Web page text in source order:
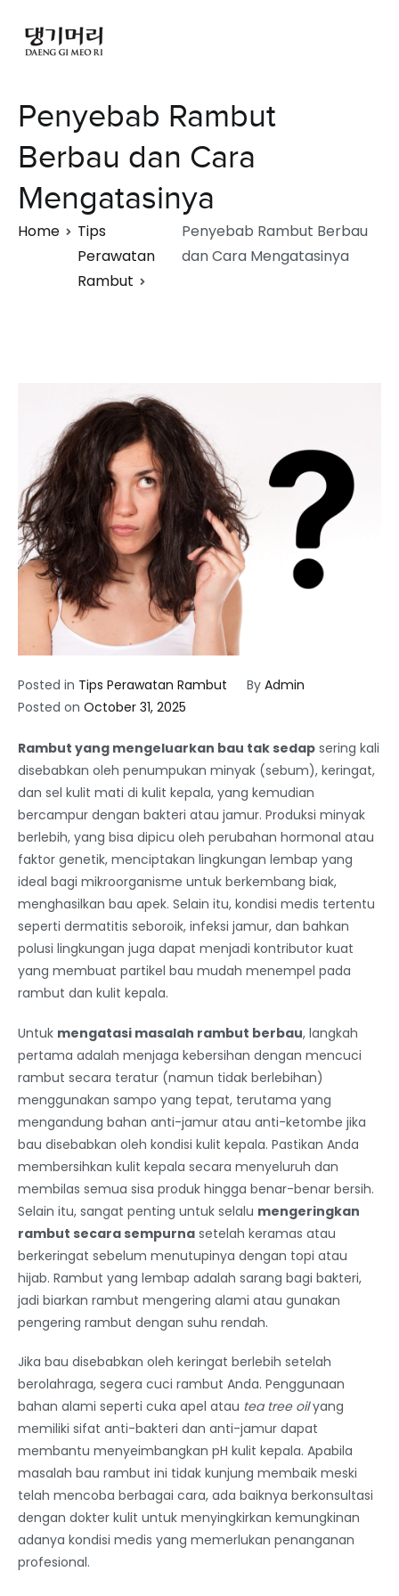
Penyebab Rambut
Berbau dan Cara
Mengatasinya
Home
Tips
Perawatan
Rambut
Penyebab Rambut Berbau
dan Cara Mengatasinya
Posted in Tips Perawatan Rambut By Admin
Posted on October 31, 2025
Rambut yang mengeluarkan bau tak sedap sering kali
disebabkan oleh penumpukan minyak (sebum), keringat,
dan sel kulit mati di kulit kepala, yang kemudian
bercampur dengan bakteri atau jamur. Produksi minyak
berlebih, yang bisa dipicu oleh perubahan hormonal atau
faktor genetik, menciptakan lingkungan lembap yang
ideal bagi mikroorganisme untuk berkembang biak,
menghasilkan bau apek. Selain itu, kondisi medis tertentu
seperti dermatitis seboroik, infeksi jamur, dan bahkan
polusi lingkungan juga dapat menjadi kontributor kuat
yang membuat partikel bau mudah menempel pada
rambut dan kulit kepala.
Untuk mengatasi masalah rambut berbau, langkah
pertama adalah menjaga kebersihan dengan mencuci
rambut secara teratur (namun tidak berlebihan)
menggunakan sampo yang tepat, terutama yang
mengandung bahan anti-jamur atau anti-ketombe jika
bau disebabkan oleh kondisi kulit kepala. Pastikan Anda
membersihkan kulit kepala secara menyeluruh dan
membilas semua sisa produk hingga benar-benar bersih.
Selain itu, sangat penting untuk selalu mengeringkan
rambut secara sempurna setelah keramas atau
berkeringat sebelum menutupinya dengan topi atau
hijab. Rambut yang lembap adalah sarang bagi bakteri,
jadi biarkan rambut mengering alami atau gunakan
pengering rambut dengan suhu rendah.
Jika bau disebabkan oleh keringat berlebih setelah
berolahraga, segera cuci rambut Anda. Penggunaan
bahan alami seperti cuka apel atau tea tree oilyang
memiliki sifat anti-bakteri dan anti-jamur dapat
membantu menyeimbangkan pH kulit kepala. Apabila
masalah bau rambut ini tidak kunjung membaik meski
telah mencoba berbagai cara, ada baiknya berkonsultasi
dengan dokter kulit untuk menyingkirkan kemungkinan
adanya kondisi medis yang memerlukan penanganan
profesional.